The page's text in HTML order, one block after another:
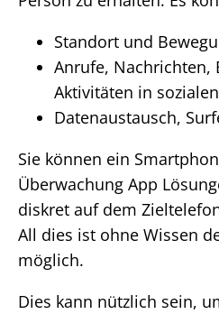
Standort und
Anrufe, Nachrichten,
Aktivitäten in
Datenaustausch,
Sie können ein
Überwachung App
diskret auf dem
All dies ist ohne Wissen
möglich.
Dies kann nützlich sein,